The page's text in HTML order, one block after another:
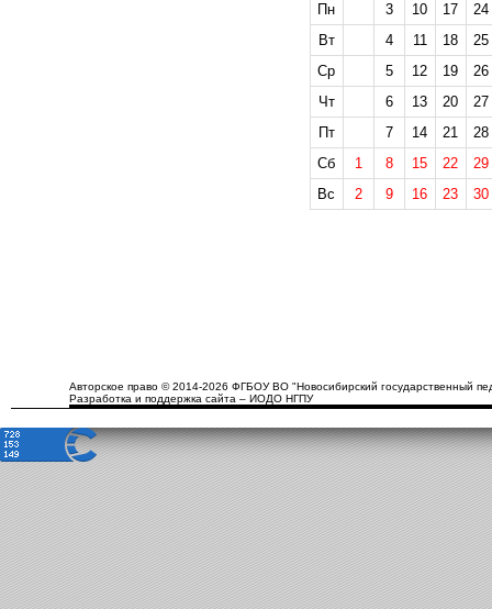
Пн
3 10 17
24
Вт
4 11 18
25
Ср
5 12 19
26
Чт
6 13 20
27
Пт
7 14 21
28
Сб
1 8 15 22
29
Вс
2 9 16 23 30
Авторское право © 2014-2026 ФГБОУ ВО "Новосибирский государственный
Разработка и поддержка сайта – ИОДО НГПУ